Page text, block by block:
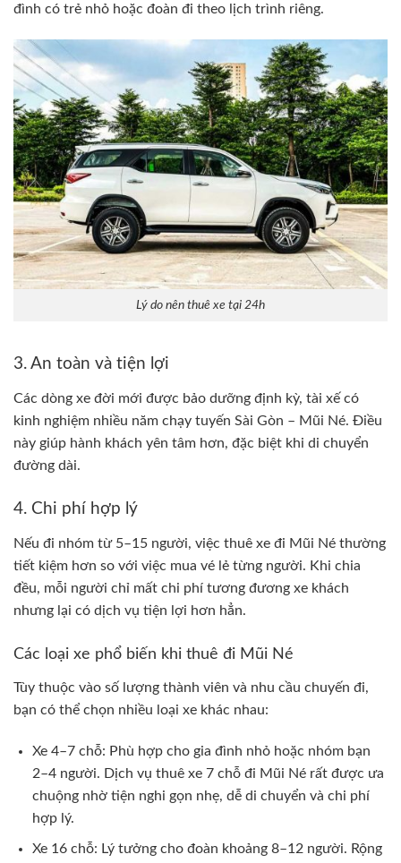
đình có trẻ nhỏ hoặc đoàn đi theo lịch trình riêng.
Lý do nên thuê xe tại 24h
3. An toàn và tiện lợi
Các dòng xe đời mới được bảo dưỡng định kỳ, tài xế có
kinh nghiệm nhiều năm chạy tuyến Sài Gòn – Mũi Né. Điều
này giúp hành khách yên tâm hơn, đặc biệt khi di chuyển
đường dài.
4. Chi phí hợp lý
Nếu đi nhóm từ 5–15 người, việc thuê xe đi Mũi Né thường
tiết kiệm hơn so với việc mua vé lẻ từng người. Khi chia
đều, mỗi người chỉ mất chi phí tương đương xe khách
nhưng lại có dịch vụ tiện lợi hơn hẳn.
Các loại xe phổ biến khi thuê đi Mũi Né
Tùy thuộc vào số lượng thành viên và nhu cầu chuyến đi,
bạn có thể chọn nhiều loại xe khác nhau:
Xe 4–7 chỗ: Phù hợp cho gia đình nhỏ hoặc nhóm bạn
2–4 người. Dịch vụ thuê xe 7 chỗ đi Mũi Né rất được ưa
chuộng nhờ tiện nghi gọn nhẹ, dễ di chuyển và chi phí
hợp lý.
Xe 16 chỗ: Lý tưởng cho đoàn khoảng 8–12 người. Rộng